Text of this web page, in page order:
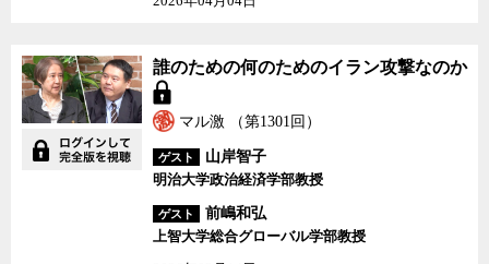
誰のための何のためのイラン攻撃なのか
マル激 （第1301回）
ゲスト
山岸智子
明治大学政治経済学部教授
ゲスト
前嶋和弘
上智大学総合グローバル学部教授